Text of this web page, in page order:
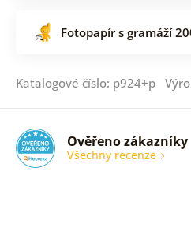
Fotopapír s gramáží
Katalogové číslo: p924+p
Ověřeno zákazníky
Všechny recenze